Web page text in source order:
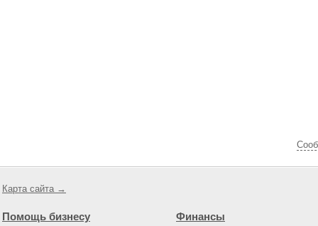
Карта сайта →
Помощь бизнесу Финансы